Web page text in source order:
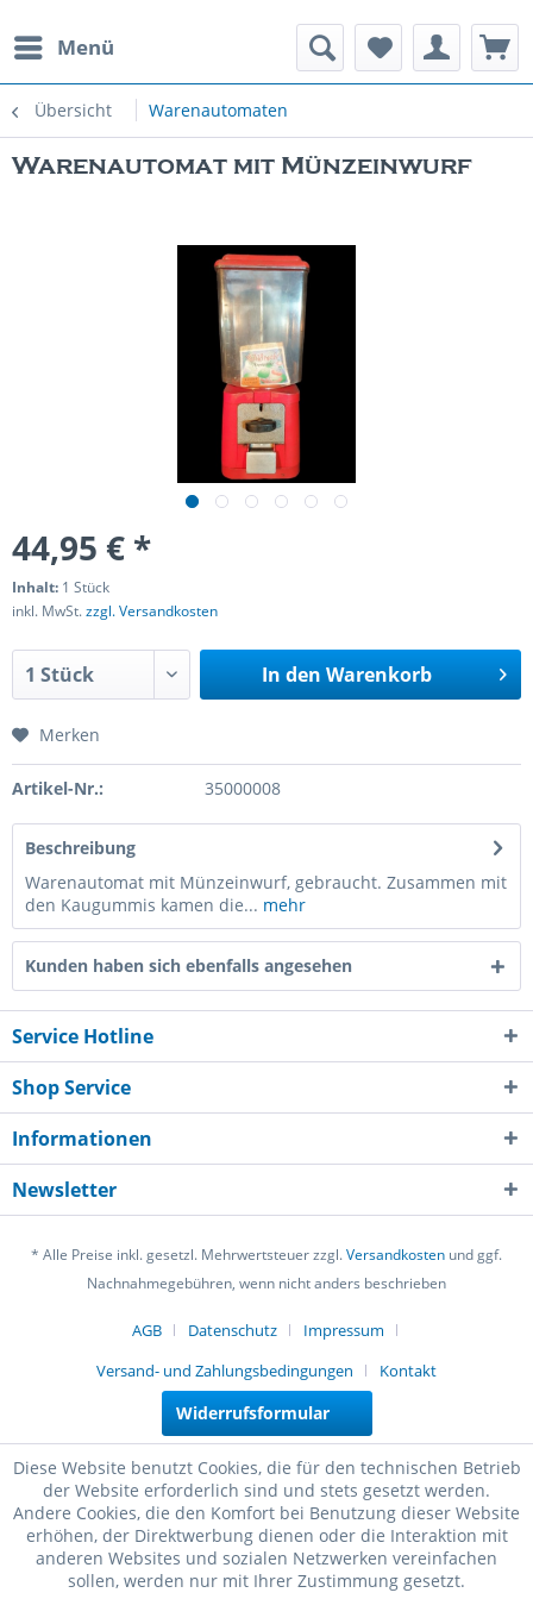
Menü
Übersicht Warenautomaten
Spielautomaten
Warenautomat mit Münzeinwurf
44,95 € *
Inhalt: 1 Stück
inkl. MwSt.zzgl. Versandkosten
In den Warenkorb
Merken
Artikel-Nr.: 35000008
Beschreibung
Warenautomat mit Münzeinwurf, gebraucht. Zusammen mit
den Kaugummis kamen die... mehr
Kunden haben sich ebenfalls angesehen
Service Hotline
Shop Service
Informationen
Newsletter
* Alle Preise inkl. gesetzl. Mehrwertsteuer zzgl.Versandkosten und ggf.
Nachnahmegebühren, wenn nicht anders beschrieben
AGB Datenschutz
Impressum
Versand- und Zahlungsbedingungen
Kontakt
Widerrufsformular
Diese Website benutzt Cookies, die für den technischen Betrieb
der Website erforderlich sind und stets gesetzt werden.
Andere Cookies, die den Komfort bei Benutzung dieser Website
erhöhen, der Direktwerbung dienen oder die Interaktion mit
anderen Websites und sozialen Netzwerken vereinfachen
sollen, werden nur mit Ihrer Zustimmung gesetzt.